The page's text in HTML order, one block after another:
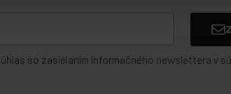
so zasielaním informačného newslettera v